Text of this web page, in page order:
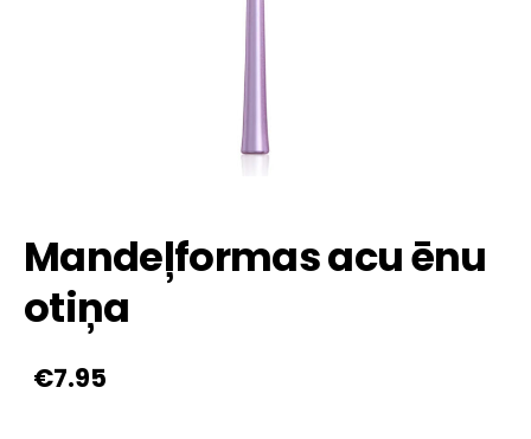
Mandeļformas acu ēnu
otiņa
€7.95